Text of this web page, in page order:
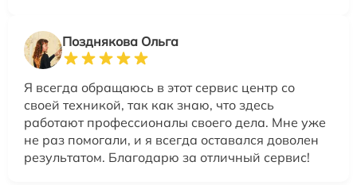
Позднякова Ольга
Я всегда обращаюсь в этот сервис центр со
своей техникой, так как знаю, что здесь
работают профессионалы своего дела. Мне уже
не раз помогали, и я всегда оставался доволен
результатом. Благодарю за отличный сервис!